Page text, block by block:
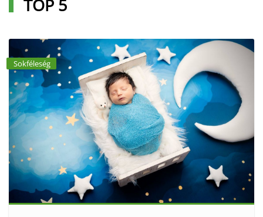
TOP 5
Sokféleség